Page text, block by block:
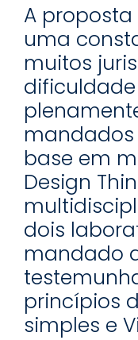
A
uma
muitos
mandados
base em
Design
dois
mandado
princípios
simples e